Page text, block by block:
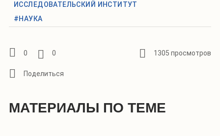
ИССЛЕДОВАТЕЛЬСКИЙ ИНСТИТУТ
#НАУКА
0 0 1305 просмотров
МАТЕРИАЛЫ ПО ТЕМЕ